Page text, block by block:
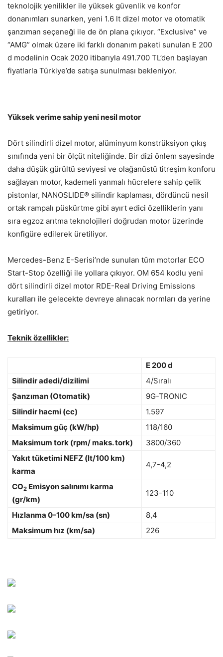
teknolojik yenilikler ile yüksek güvenlik ve konfor
donanımları sunarken, yeni 1.6 lt dizel motor ve otomatik
şanzıman seçeneği ile de ön plana çıkıyor. “Exclusive” ve
“AMG” olmak üzere iki farklı donanım paketi sunulan E 200
d modelinin Ocak 2020 itibarıyla 491.700 TL’den başlayan
fiyatlarla Türkiye’de satışa sunulması bekleniyor.
Yüksek verime sahip yeni nesil motor
Dört silindirli dizel motor, alüminyum konstrüksiyon çıkış
sınıfında yeni bir ölçüt niteliğinde. Bir dizi önlem sayesinde
daha düşük gürültü seviyesi ve olağanüstü titreşim konforu
sağlayan motor, kademeli yanmalı hücrelere sahip çelik
pistonlar, NANOSLIDE® silindir kaplaması, dördüncü nesil
ortak rampalı püskürtme gibi ayırt edici özelliklerin yanı
sıra egzoz arıtma teknolojileri doğrudan motor üzerinde
konfigüre edilerek üretiliyor.
Mercedes-Benz E-Serisi’nde sunulan tüm motorlar ECO
Start-Stop özelliği ile yollara çıkıyor. OM 654 kodlu yeni
dört silindirli dizel motor RDE-Real Driving Emissions
kuralları ile gelecekte devreye alınacak normları da yerine
getiriyor.
Teknik özellikler:
E 200 d
Silindir adedi/dizilimi
4/Sıralı
Şanzıman (Otomatik)
9G-TRONIC
Silindir hacmi (cc)
1.597
Maksimum güç (kW/hp)
118/160
Maksimum tork (rpm/ maks. tork)
3800/360
Yakıt tüketimi NEFZ (lt/100 km)
karma
4,7-4,2
CO2 Emisyon salınımı karma
(gr/km)
123-110
Hızlanma 0-100 km/sa (sn)
8,4
Maksimum hız (km/sa)
226